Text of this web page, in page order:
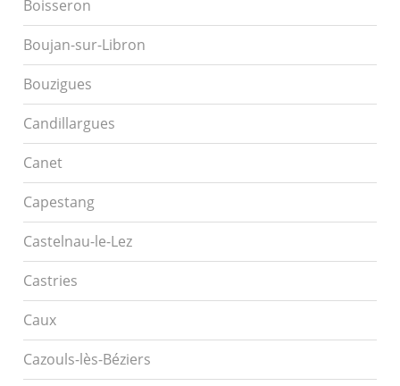
Boisseron
Boujan-sur-Libron
Bouzigues
Candillargues
Canet
Capestang
Castelnau-le-Lez
Castries
Caux
Cazouls-lès-Béziers